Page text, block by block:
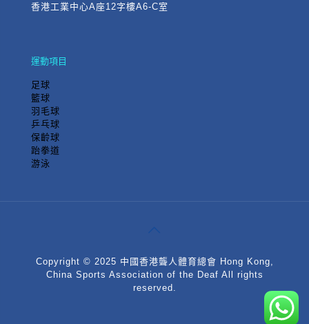
香港工業中心A座12字樓A6-C室
運動項目
足球
籃球
羽毛球
乒乓球
保齡球
跆拳道
游泳
Copyright © 2025 中國香港聾人體育總會 Hong Kong,
China Sports Association of the Deaf All rights
reserved.